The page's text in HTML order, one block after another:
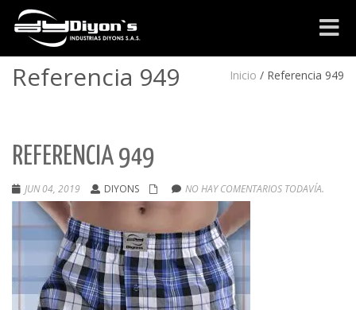
Referencia 949 Inicio / Referencia 949
REFERENCIA 949
JUN 04, 2019 DIYONS NO HAY COMENTARIOS TODAVÍA.